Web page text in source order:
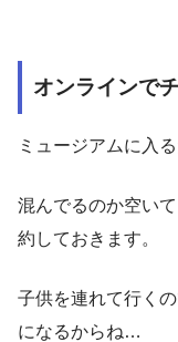
オンラインで
ミュージアムに入
混んでるのか空い
約しておきます。
子供を連れて行く
になるからね…